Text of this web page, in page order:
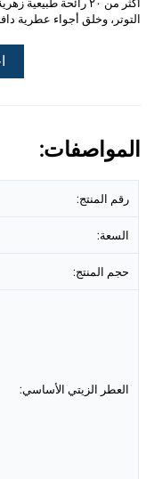
أكثر من ٢٠ رائحة
التوتر، وخلق أجواء عطرية
المواصفات:
رقم المنتج:
السعة:
حجم المنتج:
العطر الزيتي الأساسي: